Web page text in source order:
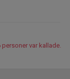
var kallade.